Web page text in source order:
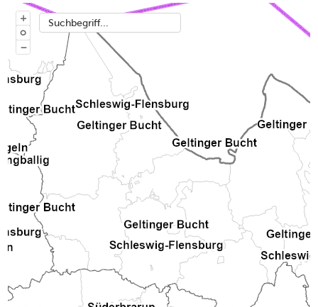
Suchbegriff...
+
o
−